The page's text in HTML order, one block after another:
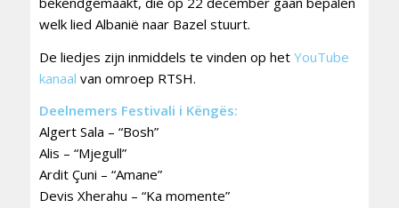
welk lied Albanië naar Bazel stuurt.
De liedjes zijn inmiddels te vinden op het YouTube
kanaal van omroep RTSH.
Deelnemers Festivali i Këngës:
Algert Sala – “Bosh”
Alis – “Mjegull”
Ardit Çuni – “Amane”
Devis Xherahu – “Ka momente”